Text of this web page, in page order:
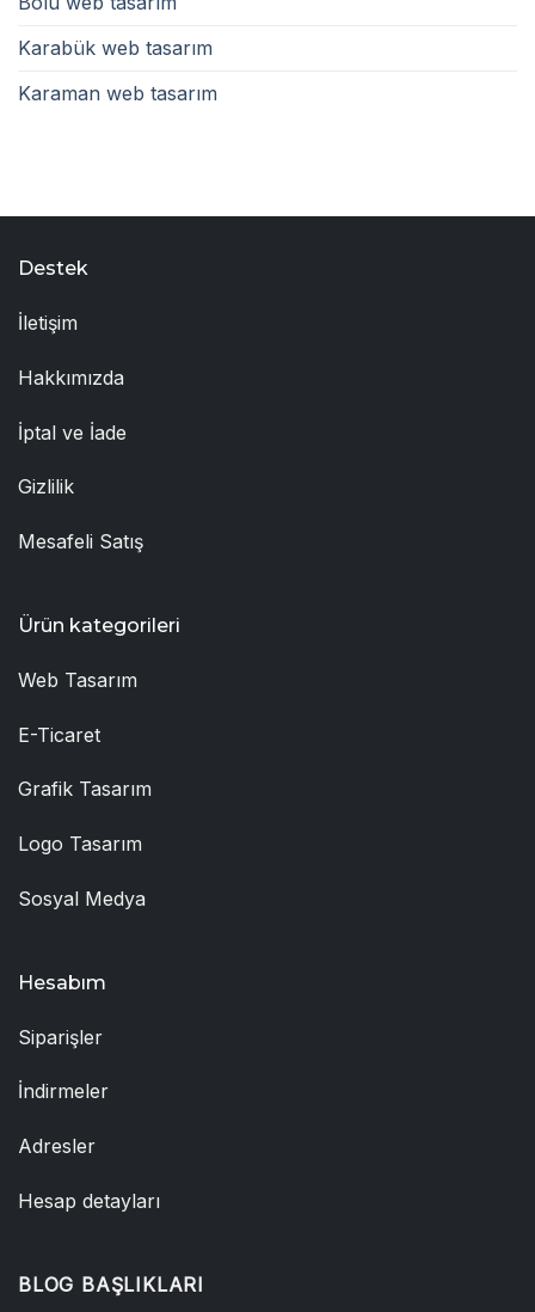
Karabük web tasarım
Karaman web tasarım
Destek
İletişim
Hakkımızda
İptal ve İade
Gizlilik
Mesafeli Satış
Ürün kategorileri
Web Tasarım
E-Ticaret
Grafik Tasarım
Logo Tasarım
Sosyal Medya
Hesabım
Siparişler
İndirmeler
Adresler
Hesap detayları
BLOG BAŞLIKLARI